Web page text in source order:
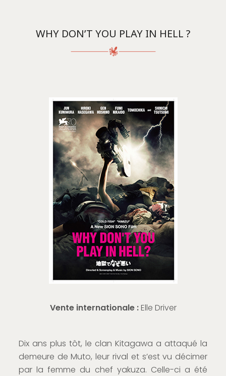
WHY DON’T YOU PLAY IN HELL ?
Vente internationale :Elle Driver
Dix ans plus tôt, le clan Kitagawa a attaqué la
demeure de Muto, leur rival et s’est vu décimer
par la femme du chef yakuza. Celle-ci a été